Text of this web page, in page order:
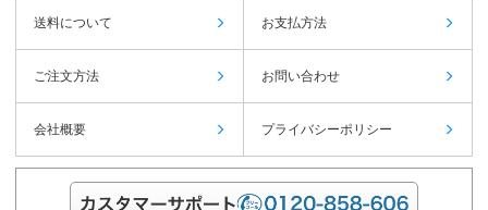
送料について お支払方法
ご注文方法 お問い合わせ
会社概要 プライバシーポリシー